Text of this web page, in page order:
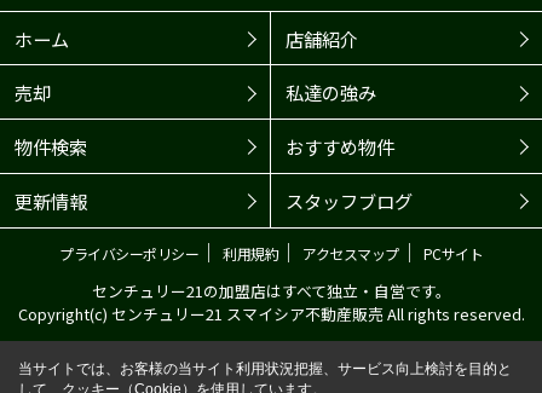
ホーム
店舗紹介
売却 私達の強み
物件検索 おすすめ物件
更新情報 スタッフブログ
プライバシーポリシー ｜ 利用規約｜ アクセスマップ｜ PCサイト
センチュリー21の加盟店はすべて独立・自営です。
Copyright(c) センチュリー21 スマイシア不動産販売 All rights reserved.
当サイトでは、お客様の当サイト利用状況把握、サービス向上検討を目的と
して、クッキー（Cookie）を使用しています。